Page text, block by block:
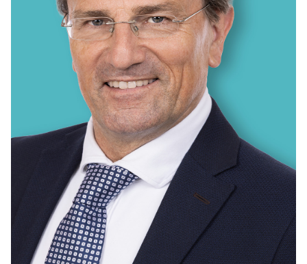
LWL-Fraktion der CDU
Kommunalpolitische Vereinigung KPV NRW